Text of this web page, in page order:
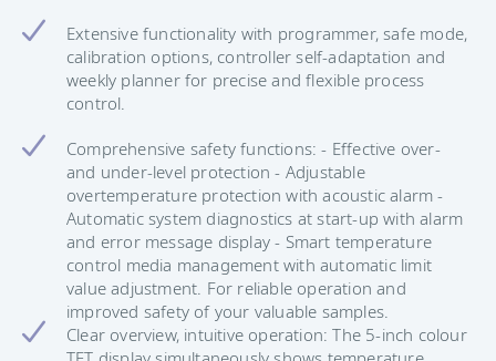
Extensive functionality with programmer, safe mode,
calibration options, controller self-adaptation and
weekly planner for precise and flexible process
control.
Comprehensive safety functions: - Effective over-
and under-level protection - Adjustable
overtemperature protection with acoustic alarm -
Automatic system diagnostics at start-up with alarm
and error message display - Smart temperature
control media management with automatic limit
value adjustment. For reliable operation and
improved safety of your valuable samples.
Clear overview, intuitive operation: The 5-inch colour